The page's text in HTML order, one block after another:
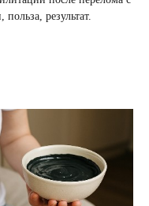
результат.